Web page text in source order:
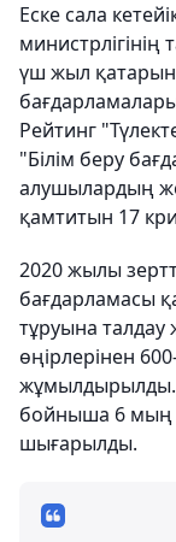
Еске сала
үш жыл
Рейтинг
"Білім беру
алушылардың
қамтитын 17
2020 жылы
бағдарламасы
тұруына талдау
өңірлерінен
жұмылдырылды.
бойныша 6 мың
шығарылды.